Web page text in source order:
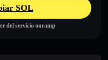
SOL
del servicio onramp